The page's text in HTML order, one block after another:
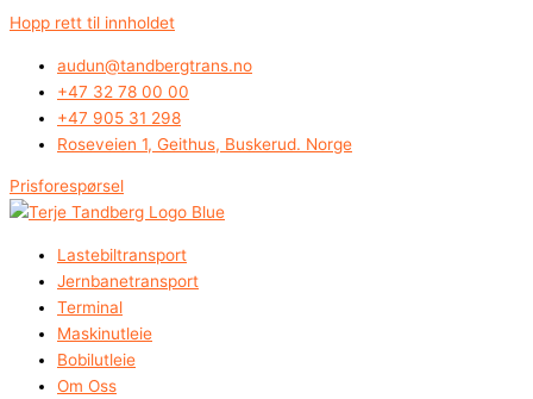
Hopp rett til innholdet
audun@tandbergtrans.no
+47 32 78 00 00
+47 905 31 298
Roseveien 1, Geithus, Buskerud. Norge
Prisforespørsel
Lastebiltransport
Jernbanetransport
Terminal
Maskinutleie
Bobilutleie
Om Oss